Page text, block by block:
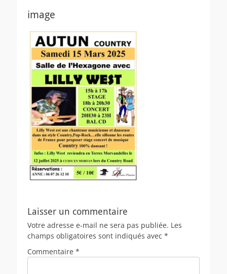
image
Laisser un commentaire
Votre adresse e-mail ne sera pas publiée. Les
champs obligatoires sont indiqués avec *
Commentaire *